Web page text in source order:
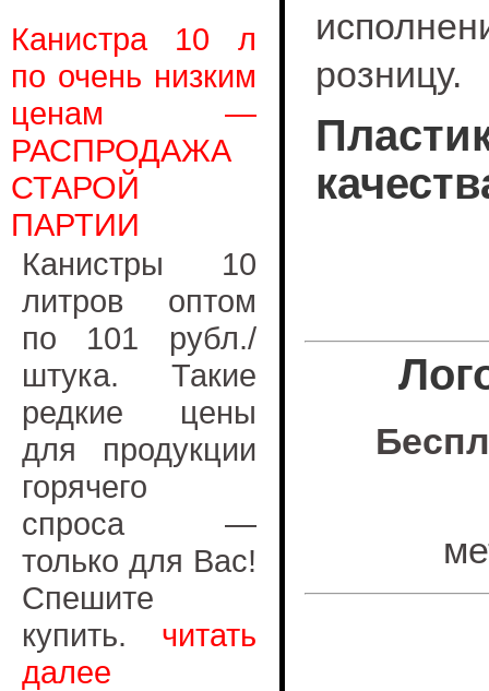
Канистра 10 л
по очень низким
ценам —
РАСПРОДАЖА
СТАРОЙ
ПАРТИИ
Канистры 10
литров оптом
по 101 рубл./
штука. Такие
редкие цены
для продукции
горячего
спроса —
только для Вас!
Спешите
купить. читать
далее
розницу.